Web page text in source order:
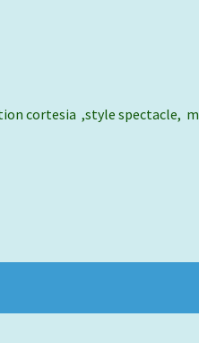
cortesia ,style spectacle,